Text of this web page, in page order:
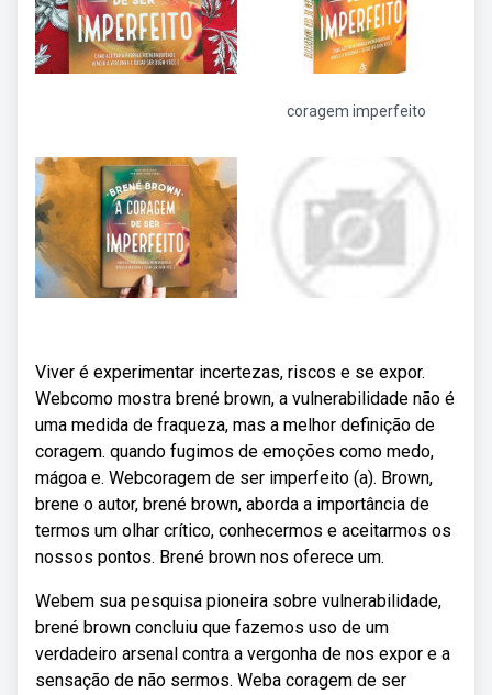
coragem imperfeito
Viver é experimentar incertezas, riscos e se expor.
Webcomo mostra brené brown, a vulnerabilidade não é
uma medida de fraqueza, mas a melhor definição de
coragem. quando fugimos de emoções como medo,
mágoa e. Webcoragem de ser imperfeito (a). Brown,
brene o autor, brené brown, aborda a importância de
termos um olhar crítico, conhecermos e aceitarmos os
nossos pontos. Brené brown nos oferece um.
Webem sua pesquisa pioneira sobre vulnerabilidade,
brené brown concluiu que fazemos uso de um
verdadeiro arsenal contra a vergonha de nos expor e a
sensação de não sermos. Weba coragem de ser